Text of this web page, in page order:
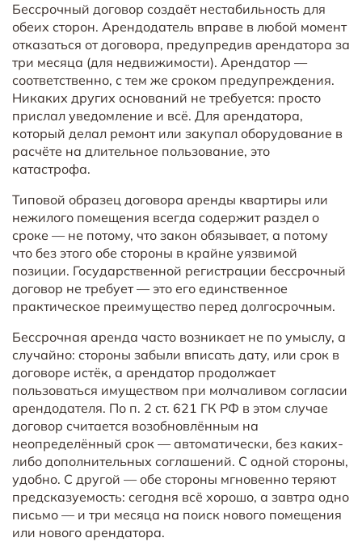
Бессрочный договор создаёт нестабильность для
обеих сторон. Арендодатель вправе в любой момент
отказаться от договора, предупредив арендатора за
три месяца (для недвижимости). Арендатор —
соответственно, с тем же сроком предупреждения.
Никаких других оснований не требуется: просто
прислал уведомление и всё. Для арендатора,
который делал ремонт или закупал оборудование в
расчёте на длительное пользование, это
катастрофа.
Типовой образец договора аренды квартиры или
нежилого помещения всегда содержит раздел о
сроке — не потому, что закон обязывает, а потому
что без этого обе стороны в крайне уязвимой
позиции. Государственной регистрации бессрочный
договор не требует — это его единственное
практическое преимущество перед долгосрочным.
Бессрочная аренда часто возникает не по умыслу, а
случайно: стороны забыли вписать дату, или срок в
договоре истёк, а арендатор продолжает
пользоваться имуществом при молчаливом согласии
арендодателя. По п. 2 ст. 621 ГК РФ в этом случае
договор считается возобновлённым на
неопределённый срок — автоматически, без каких-
либо дополнительных соглашений. С одной стороны,
удобно. С другой — обе стороны мгновенно теряют
предсказуемость: сегодня всё хорошо, а завтра одно
письмо — и три месяца на поиск нового помещения
или нового арендатора.